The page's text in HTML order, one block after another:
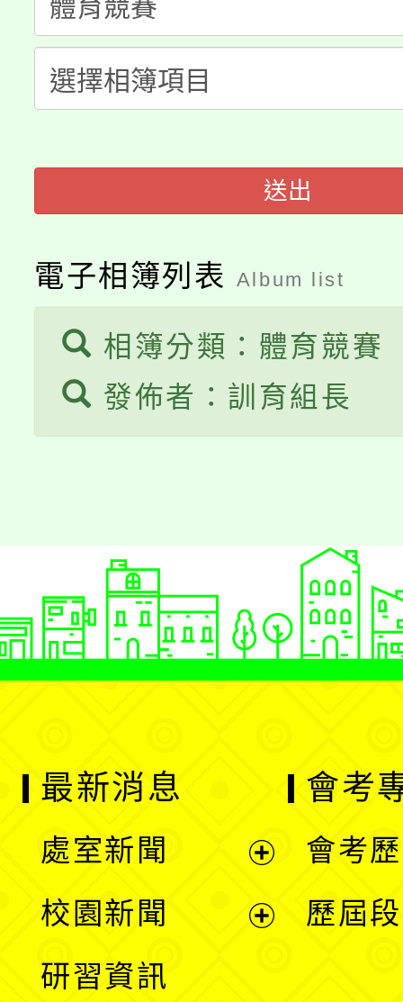
生本土語及新住民語歌
公告本校115學年度第
代理(課)教師甄選結果(
公告本校115學年度第
代理(課)教師甄選結果(
轉知中國文化大學推廣
《TA101》溝通分析基
程，歡迎學生輔導中心
心理、諮商輔導、社會
系所師生報名參加。
縣市「校園短影音徵
門員」簡章及活動海報
踴躍報名參加。
桃園市115學年度學生
展演活動實施計畫」
115年度「教育部表揚
義教育推展貢獻獎」
送出
電子相簿列表 Album list
相簿分類：體育競賽
發佈者：訓育組長
最新消息
處室新聞
校園新聞
研習資訊
會考
會考
歷屆